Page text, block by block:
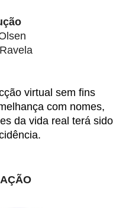
virtual sem fins
com nomes,
da vida real terá sido